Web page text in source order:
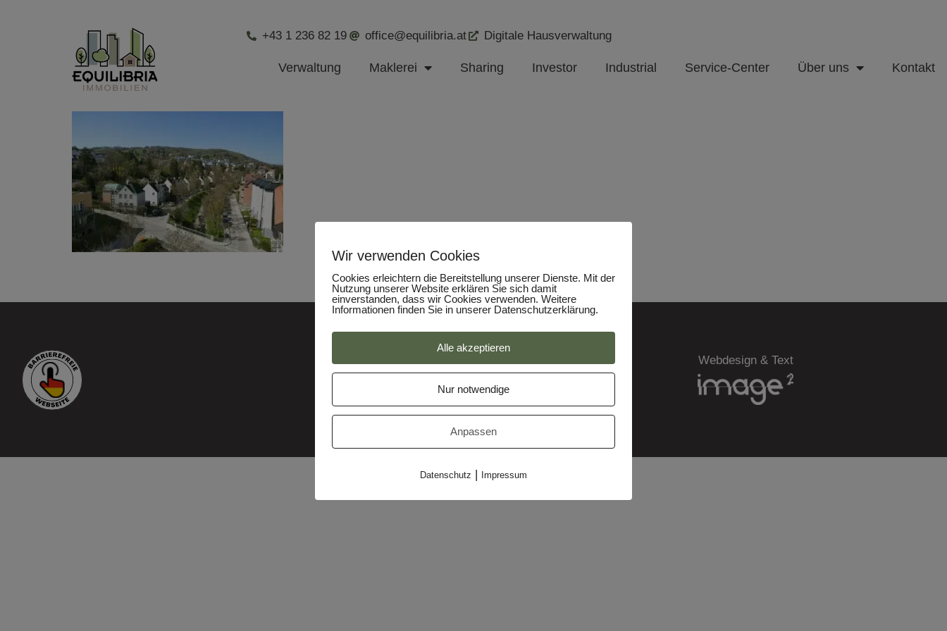
+43 1 236 82 19 office@equilibria.at Digitale Hausverwaltung
Verwaltung Maklerei Sharing Investor Industrial Service-Center Über uns Kontakt
Datenschutz Webdesign & Text
Wir verwenden Cookies
Cookies erleichtern die Bereitstellung unserer Dienste. Mit der
Nutzung unserer Website erklären Sie sich damit
einverstanden, dass wir Cookies verwenden. Weitere
Informationen finden Sie in unserer Datenschutzerklärung.
Alle akzeptieren
Nur notwendige
Anpassen
Datenschutz | Impressum